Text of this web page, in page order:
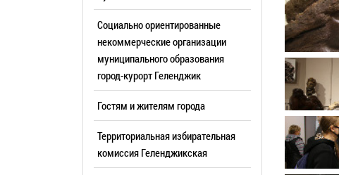
Стандарт развития конкуренции
Антимонопольный комплаенс
Общественная безопасность
Инициативное бюджетирование
Инвестиционная
Резерв
Торги
Сведения о
объектах
субъектов МСП
Участие в
Проектная
Социально ориентированные
некоммерческие организации
муниципального образования
город-курорт Геленджик
Гостям и жителям города
Территориальная избирательная
комиссия Геленджикcкая